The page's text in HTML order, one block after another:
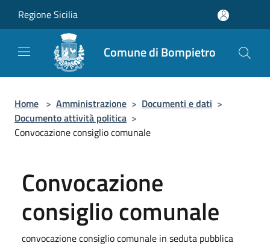
Regione Sicilia
Comune di Bompietro
Home > Amministrazione > Documenti e dati >
Documento attività politica >
Convocazione consiglio comunale
Convocazione
consiglio comunale
convocazione consiglio comunale in seduta pubblica